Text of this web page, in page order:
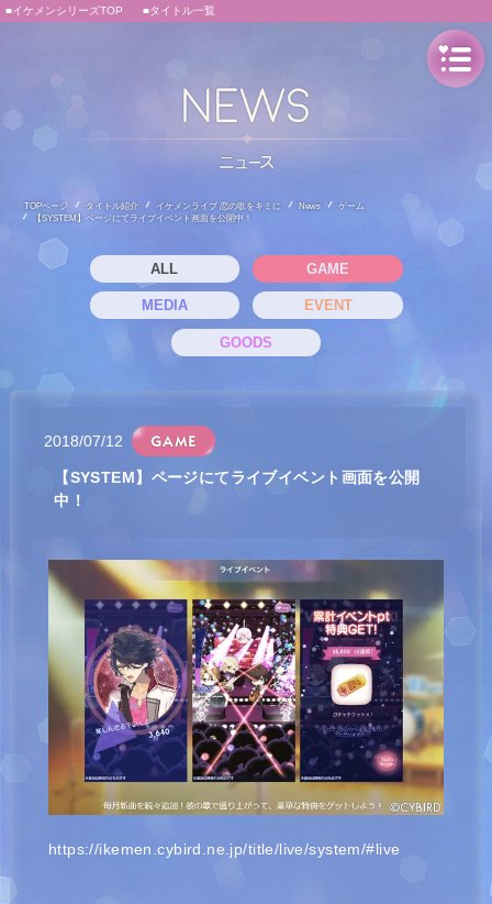
■イケメンシリーズTOP ■タイトル一覧
TOPページ タイトル紹介 イケメンライブ 恋の歌をキミに News
ゲーム
【SYSTEM】ページにてライブイベント画面を公開中！
ALL GAME
MEDIA EVENT
GOODS
2018/07/12
【SYSTEM】ページにてライブイベント画面を公開
中！
https://ikemen.cybird.ne.jp/title/live/system/#live